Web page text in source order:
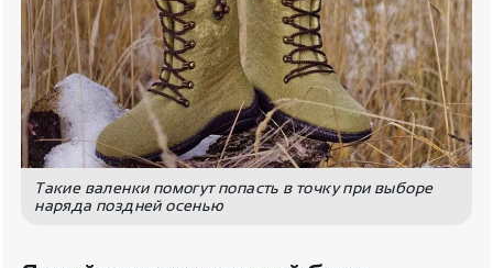
Такие валенки помогут попасть в точку при выборе
наряда поздней осенью